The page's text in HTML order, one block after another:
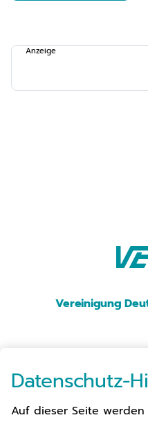
Datenschutz-
Auf dieser Seite
Anzeige
Vereinigung